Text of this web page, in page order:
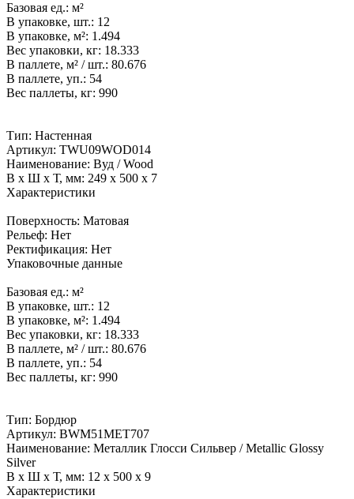
Базовая ед.: м²
В упаковке, шт.: 12
В упаковке, м²: 1.494
Вес упаковки, кг: 18.333
В паллете, м² / шт.: 80.676
В паллете, уп.: 54
Вес паллеты, кг: 990
Тип: Настенная
Артикул: TWU09WOD014
Наименование: Вуд / Wood
В x Ш x Т, мм: 249 x 500 x 7
Характеристики
Поверхность: Матовая
Рельеф: Нет
Ректификация: Нет
Упаковочные данные
Базовая ед.: м²
В упаковке, шт.: 12
В упаковке, м²: 1.494
Вес упаковки, кг: 18.333
В паллете, м² / шт.: 80.676
В паллете, уп.: 54
Вес паллеты, кг: 990
Тип: Бордюр
Артикул: BWM51MET707
Наименование: Металлик Глосси Сильвер / Metallic Glossy
Silver
В x Ш x Т, мм: 12 x 500 x 9
Характеристики